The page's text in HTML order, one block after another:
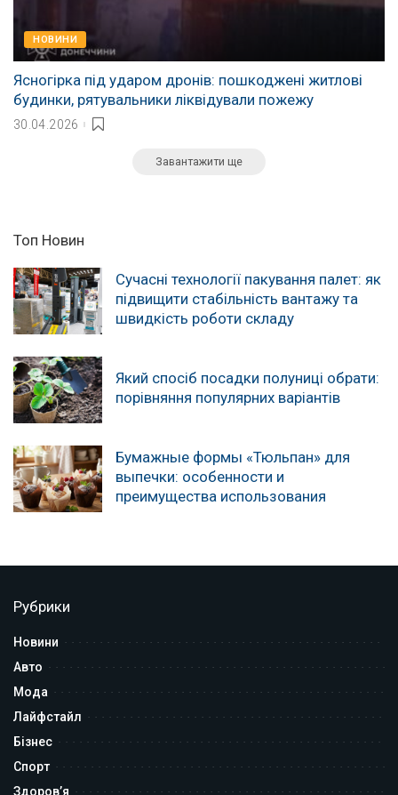
НОВИНИ
Ясногірка під ударом дронів: пошкоджені житлові
будинки, рятувальники ліквідували пожежу
30.04.2026
Завантажити ще
Топ Новин
Сучасні технології пакування палет: як
підвищити стабільність вантажу та
швидкість роботи складу
Який спосіб посадки полуниці обрати:
порівняння популярних варіантів
Бумажные формы «Тюльпан» для
выпечки: особенности и
преимущества использования
Рубрики
Новини
Авто
Мода
Лайфстайл
Бізнес
Спорт
Здоров’я